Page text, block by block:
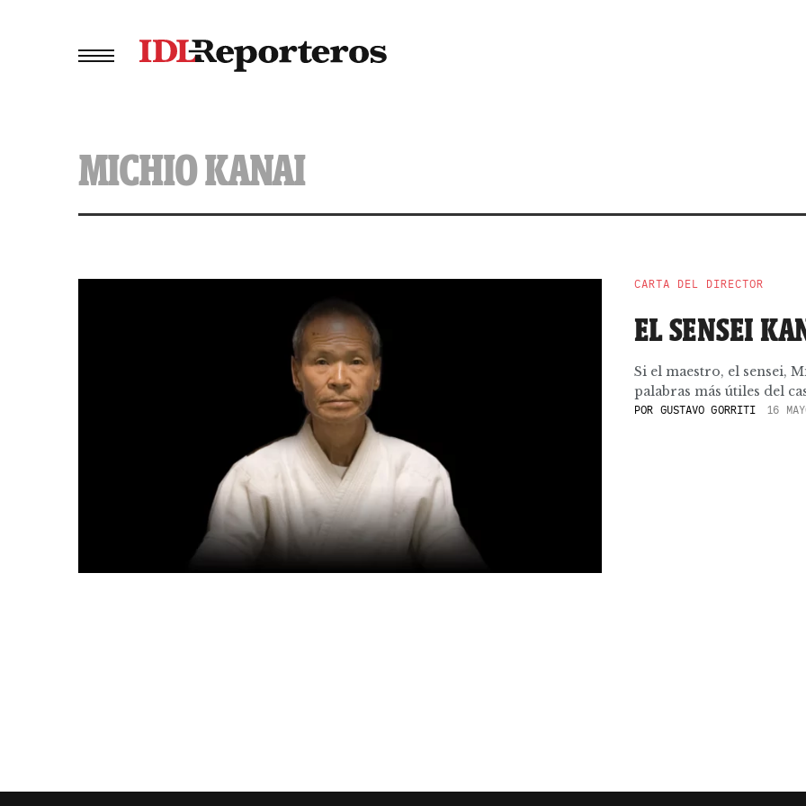
MICHIO KANAI
CARTA DEL DIRECTOR
EL SENSEI
Si el maestro, el sensei,
palabras más útiles del
POR GUSTAVO GORRITI 16